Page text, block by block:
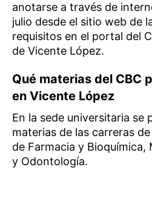
anotarse a través de
julio desde el sitio web de
requisitos en el portal del
de Vicente López.
Qué materias del CBC
en Vicente López
En la sede universitaria se
materias de las carreras
de Farmacia y Bioquímica,
y Odontología.